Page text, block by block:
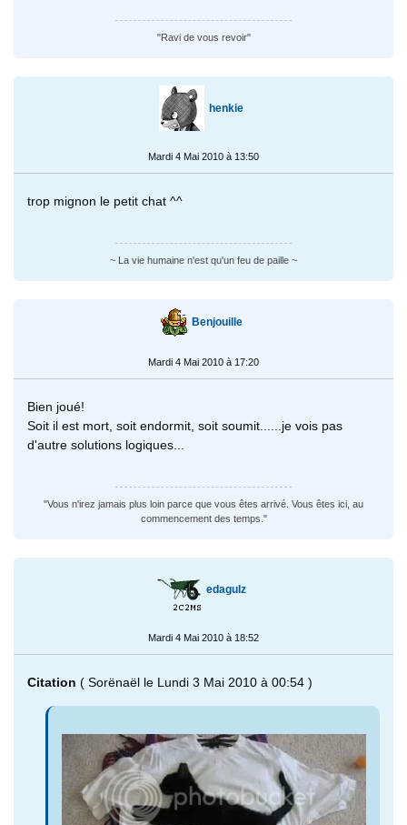
"Ravi de vous revoir"
henkie
Mardi 4 Mai 2010 à 13:50
trop mignon le petit chat ^^
~ La vie humaine n'est qu'un feu de paille ~
Benjouille
Mardi 4 Mai 2010 à 17:20
Bien joué!
Soit il est mort, soit endormit, soit soumit......je vois pas
d'autre solutions logiques...
"Vous n'irez jamais plus loin parce que vous êtes arrivé. Vous êtes ici, au
commencement des temps."
edagulz
Mardi 4 Mai 2010 à 18:52
Citation ( Sorënaël le Lundi 3 Mai 2010 à 00:54 )